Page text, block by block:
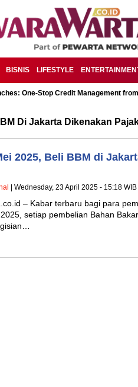
BISNIS LIFESTYLE
One-Stop Credit Management
Di Jakarta Dikenakan
2025, Beli BBM di
| Wednesday, 23 April 2025 - 15:18 WIB
– Kabar terbaru bagi para
setiap pembelian Bahan